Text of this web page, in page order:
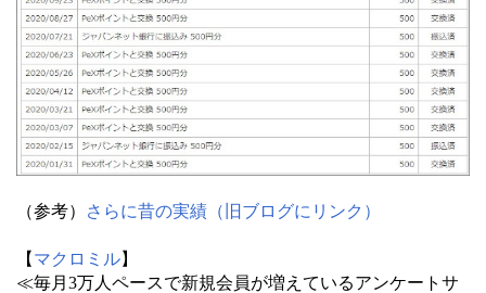
（参考） さらに昔の実績（旧ブログにリンク）
【 マクロミル】
≪毎月3万人ペースで新規会員が増えているアンケートサ